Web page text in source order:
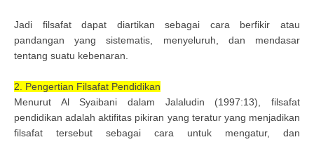
Jadi filsafat dapat diartikan sebagai cara berfikir atau
pandangan yang sistematis, menyeluruh, dan mendasar
tentang suatu kebenaran.
2. Pengertian Filsafat Pendidikan
Menurut Al Syaibani dalam Jalaludin (1997:13), filsafat
pendidikan adalah aktifitas pikiran yang teratur yang menjadikan
filsafat tersebut sebagai cara untuk mengatur, dan